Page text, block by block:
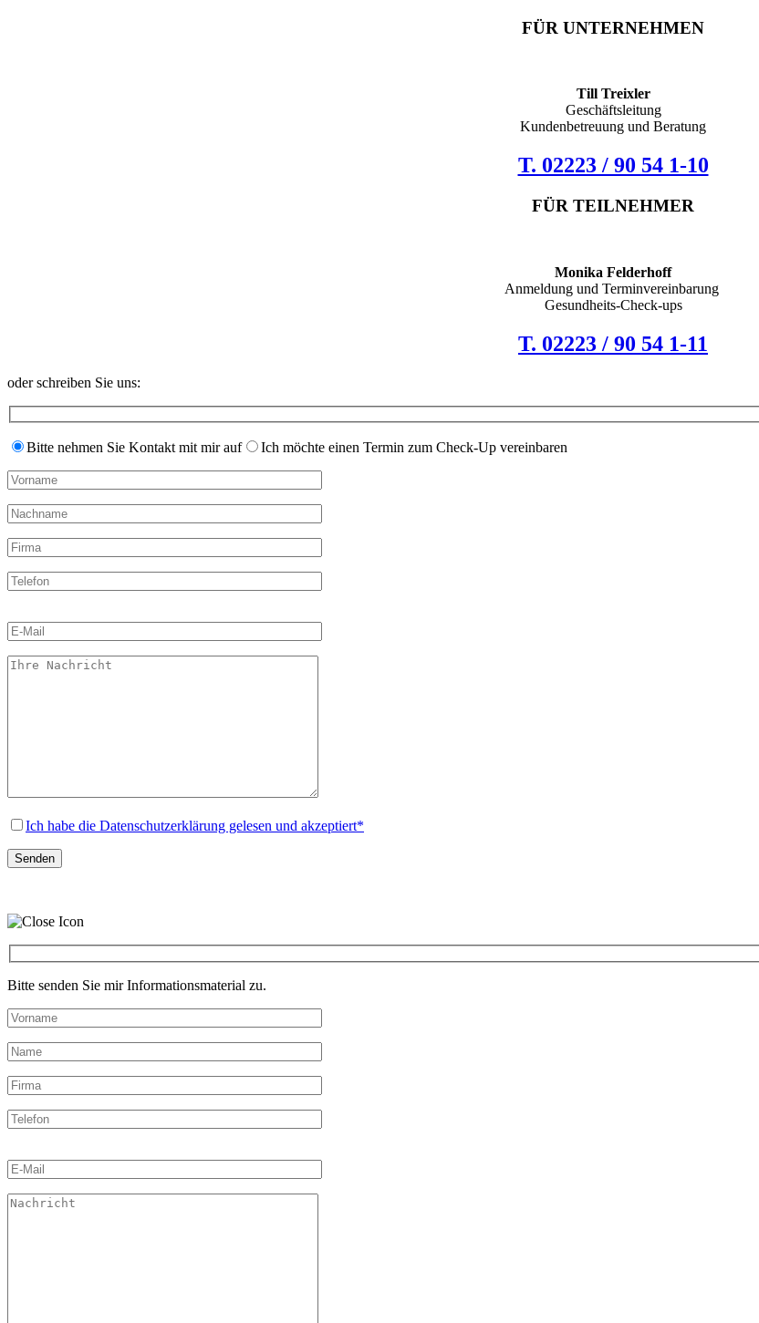
FÜR UNTERNEHMEN
Till Treixler
Geschäftsleitung
Kundenbetreuung und Beratung
T. 02223 / 90 54 1-10
FÜR TEILNEHMER
Monika Felderhoff
Anmeldung und Terminvereinbarung
Gesundheits-Check-ups
T. 02223 / 90 54 1-11
oder schreiben Sie uns:
Bitte nehmen Sie Kontakt mit mir auf Ich möchte einen Termin zum Check-Up vereinbaren
lasse
Feld
Ich habe die Datenschutzerklärung gelesen und akzeptiert*
Bitte senden Sie mir Informationsmaterial zu.
lasse
Feld